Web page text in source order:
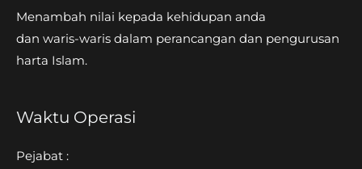
Menambah nilai kepada kehidupan anda
dan waris-waris dalam perancangan dan pengurusan
harta Islam.
Waktu Operasi
Pejabat :